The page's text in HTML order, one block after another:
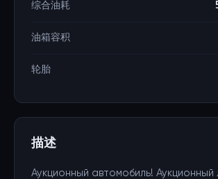
综合油耗
油箱容积
轮胎
描述
Аукционный автомобиль! Аукционный